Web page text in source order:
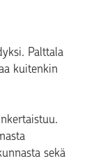
Palttala
kuitenkin
sekä